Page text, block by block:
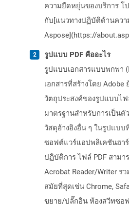
ความยืดหยุ่นของบริการ โ
กับ[แนวทางปฏิบัติด้านคว
Aspose](https://
รูปแบบ PDF คืออะไร
รูปแบบเอกสารแบบพกพา
เอกสารที่สร้างโดย
วัตถุประสงค์ของรูปแบบไ
มาตรฐานสำหรับการเป็นตั
วัสดุอ้างอิงอื่น ๆ ในรูปแบบ
ซอฟต์แวร์แอปพลิเคชันฮา
ปฏิบัติการ ไฟล์ PDF สามา
Acrobat Reader/Writer ร
สมัยที่สุดเช่น Chrome,
ขยาย/ปลั๊กอิน ห้องสวีทซอ